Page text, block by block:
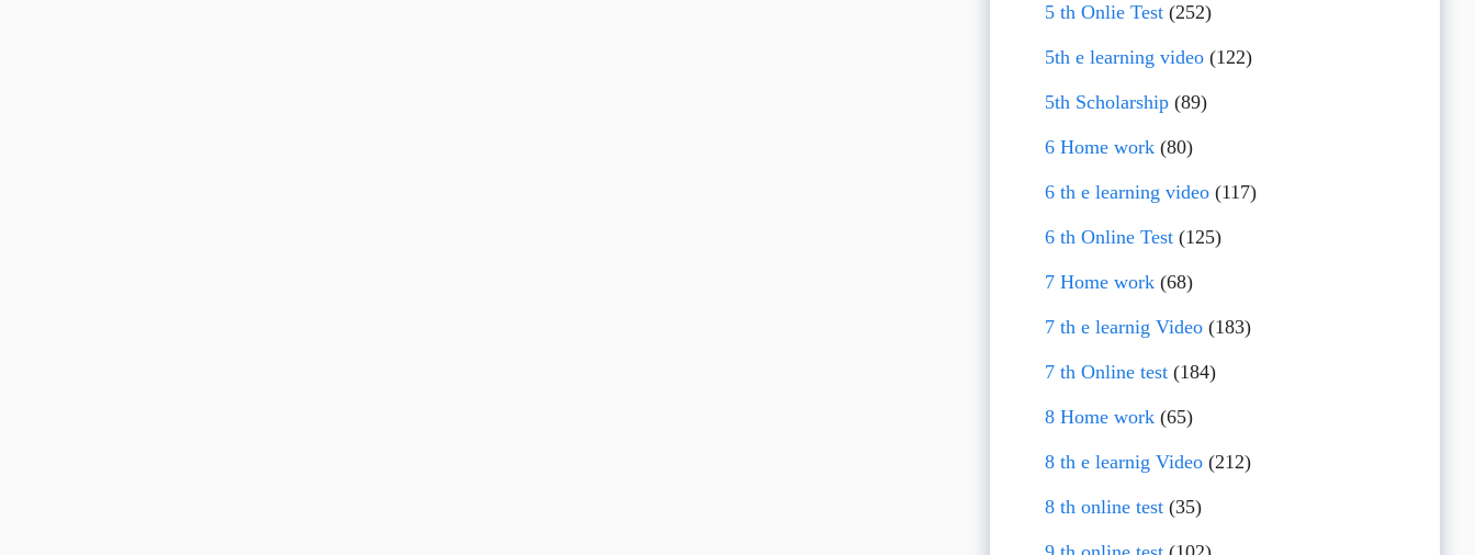
5 th Onlie Test(252)
5th e learning video(122)
5th Scholarship(89)
6 Home work(80)
6 th e learning video(117)
6 th Online Test(125)
7 Home work(68)
7 th e learnig Video(183)
7 th Online test(184)
8 Home work(65)
8 th e learnig Video(212)
8 th online test(35)